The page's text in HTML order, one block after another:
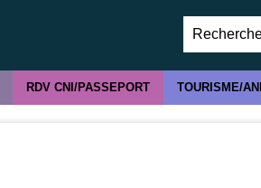
RDV CNI/PASSEPORT TOURISME/